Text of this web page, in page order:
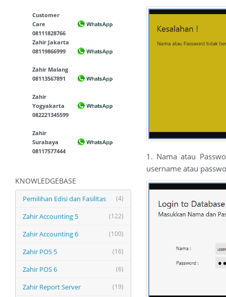
Customer
Care
08111828766
Zahir Jakarta
08119866999
Zahir Malang
08113567891
Zahir
Yogyakarta
082221345599
Zahir
Surabaya
08117577444
KNOWLEDGEBASE
(4)
Pemilihan Edisi dan Fasilitas
(122)
Zahir Accounting 5
(100)
Zahir Accounting 6
(16)
Zahir POS 5
(6)
Zahir POS 6
(19)
Zahir Report Server
1. Nama atau
username atau